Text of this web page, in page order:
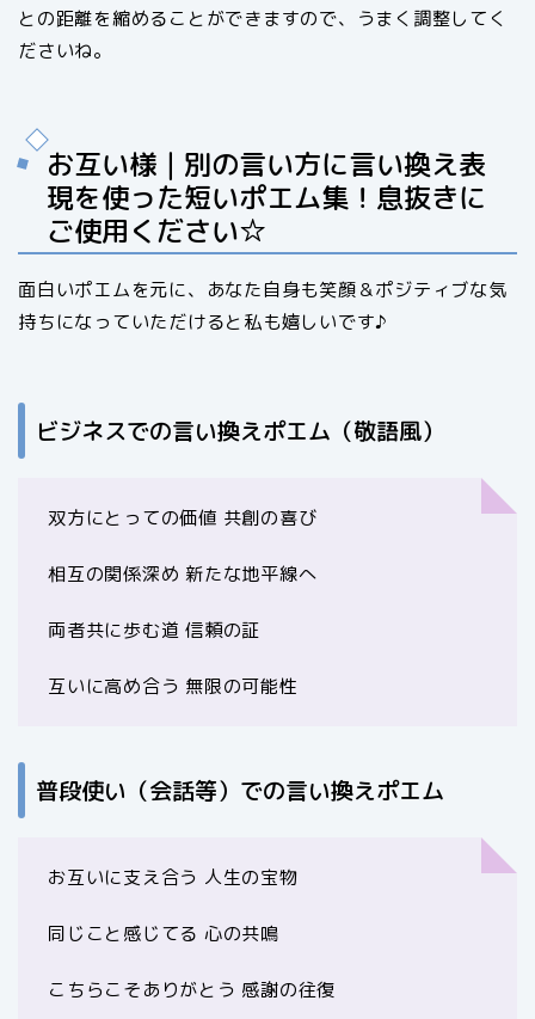
との距離を縮めることができますので、うまく調整してく
ださいね。
お互い様｜別の言い方に言い換え表
現を使った短いポエム集！息抜きに
ご使用ください☆
面白いポエムを元に、あなた自身も笑顔＆ポジティブな気
持ちになっていただけると私も嬉しいです♪
ビジネスでの言い換えポエム（敬語風）
双方にとっての価値 共創の喜び
相互の関係深め 新たな地平線へ
両者共に歩む道 信頼の証
互いに高め合う 無限の可能性
普段使い（会話等）での言い換えポエム
お互いに支え合う 人生の宝物
同じこと感じてる 心の共鳴
こちらこそありがとう 感謝の往復